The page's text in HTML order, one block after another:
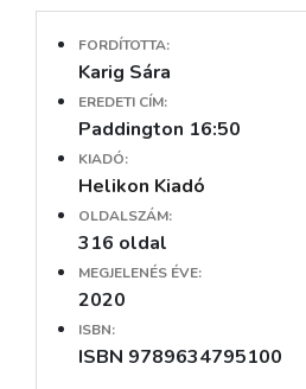
FORDÍTOTTA:
Karig Sára
EREDETI CÍM:
Paddington 16:50
KIADÓ:
Helikon Kiadó
OLDALSZÁM:
316 oldal
MEGJELENÉS ÉVE:
2020
ISBN:
ISBN 9789634795100